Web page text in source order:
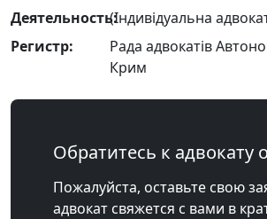
Деятельность:(Індивідуальна
Регистр:
Рада адвокатів
Крим
Обратитесь к адвокату
Пожалуйста, оставьте свою
адвокат свяжется с вами в